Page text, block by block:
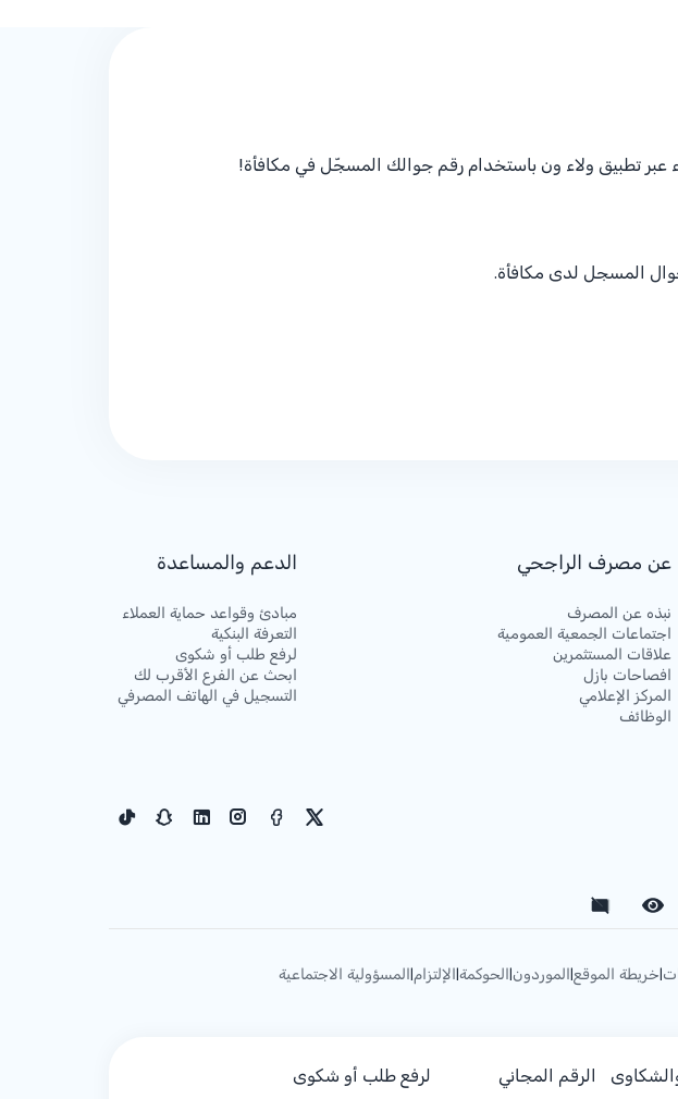
عبر تطبيق ولاء ون باستخدام رقم جوالك المسجّل في مكافأة!
المسجل لدى مكافأة.
عن مصرف الراجحي
نبذه عن المصرف
اجتماعات الجمعية العمومية
علاقات المستثمرين
افصاحات بازل
المركز الإعلامي
الوظائف
الدعم والمساعدة
مبادئ وقواعد حماية العملاء
التعرفة البنكية
لرفع طلب أو شكوى
ابحث عن الفرع الأقرب لك
التسجيل في الهاتف المصرفي
|خريطة الموقع|الموردون|الحوكمة|الإلتزام|المسؤولية الاجتماعية
الرقم المجاني لرفع طلب أو شكوى